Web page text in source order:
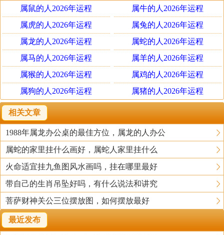
属鼠的人2026年运程
属牛的人2026年运程
属虎的人2026年运程
属兔的人2026年运程
属龙的人2026年运程
属蛇的人2026年运程
属马的人2026年运程
属羊的人2026年运程
属猴的人2026年运程
属鸡的人2026年运程
属狗的人2026年运程
属猪的人2026年运程
相关文章
1988年属龙办公桌的最佳方位，属龙的人办公
属蛇的家里挂什么画好，属蛇人家里挂什么
火命适宜挂九鱼图风水画吗，挂在哪里最好
带自己的生肖吊坠好吗，有什么说法和讲究
菩萨财神关公三位摆放图，如何摆放最好
最近发布